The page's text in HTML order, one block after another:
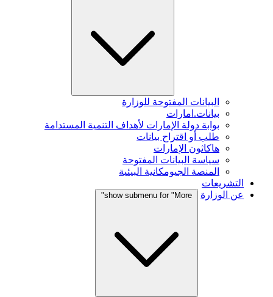
البيانات المفتوحة للوزارة
بيانات.امارات
بوابة دولة الإمارات لأهداف التنمية المستدامة
طلب أو اقتراح بيانات
هاكاثون الإمارات
سياسة البيانات المفتوحة
المنصة الجيومكانية البيئية
التشريعات
عن الوزارة
show submenu for "More"